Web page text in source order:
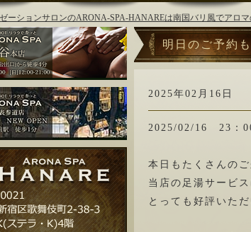
ーションサロンのARONA-SPA-HANAREは南国バリ風でアロ
明日のご予約
2025年02月16日
2025/02/16 23：
本日もたくさんの
当店の足湯サービ
とっても好評いた